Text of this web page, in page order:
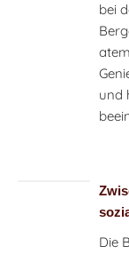
bei
und
Die